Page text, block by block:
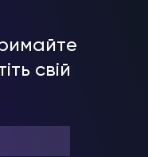
свій